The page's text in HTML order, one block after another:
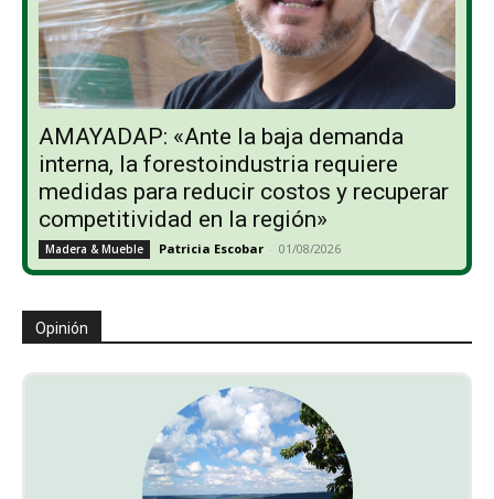
AMAYADAP: «Ante la baja demanda
interna, la forestoindustria requiere
medidas para reducir costos y recuperar
competitividad en la región»
Madera & Mueble Patricia Escobar - 01/08/2026
Opinión